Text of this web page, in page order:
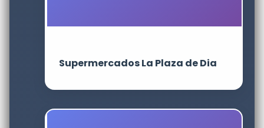
Supermercados La Plaza de Dia